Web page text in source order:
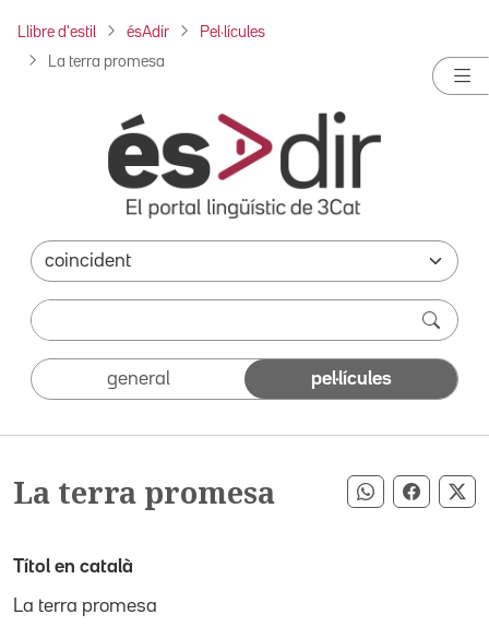
Llibre d'estil ésAdir Pel·lícules
La terra promesa
general pel·lícules
La terra promesa Compartir
Títol en català
La terra promesa